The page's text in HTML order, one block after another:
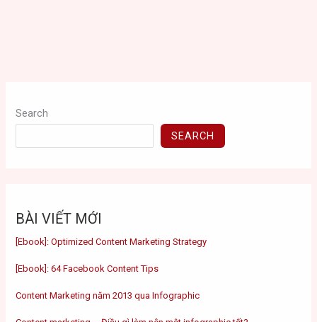
Search
SEARCH
BÀI VIẾT MỚI
[Ebook]: Optimized Content Marketing Strategy
[Ebook]: 64 Facebook Content Tips
Content Marketing năm 2013 qua Infographic